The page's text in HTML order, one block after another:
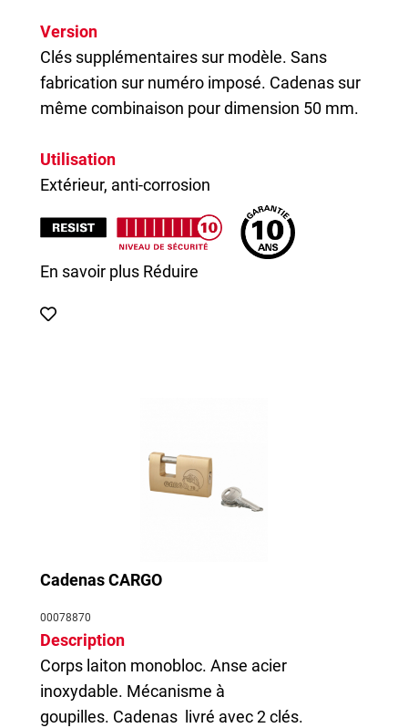
Version
Clés supplémentaires sur modèle. Sans
fabrication sur numéro imposé. Cadenas sur
même combinaison pour dimension 50 mm.
Utilisation
Extérieur, anti-corrosion
En savoir plus Réduire
Cadenas CARGO
00078870
Description
Corps laiton monobloc. Anse acier
inoxydable. Mécanisme à
goupilles. Cadenas livré avec 2 clés.